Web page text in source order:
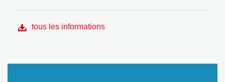
tous les informations